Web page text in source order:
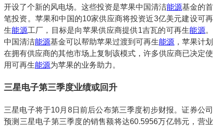
开设了个新的风电场。这些投资是苹果中国清洁能源基金的首
笔投资。苹果和中国的10家供应商将投资近3亿美元建设可再
生能源工厂，目标是向苹果供应商提供1吉瓦的可再生能源。
中国清洁能源基金可以帮助苹果过渡到可再生能源 ，苹果计划
在拥有供应商的其他市场上复制该模式，许多供应商已决定使
用可再生能源为苹果的业务助力。
三星电子第三季度业绩或回升
三星电子将于10月8日前后公布第三季度初步财报。证券公司
预测三星电子第三季度的销售额将达60.5956万亿韩元，营业